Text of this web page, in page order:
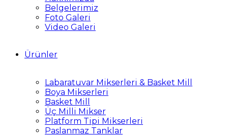
Belgelerimiz
Foto Galeri
Video Galeri
Ürünler
Labaratuvar Mikserleri & Basket Mill
Boya Mikserleri
Basket Mill
Üç Milli Mikser
Platform Tipi Mikserleri
Paslanmaz Tanklar